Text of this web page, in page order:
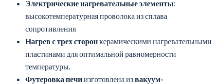
Электрические нагревательные элементы:
высокотемпературная проволока из сплава
сопротивления
Нагрев с трех сторонкерамическими нагревательными
пластинами для оптимальной равномерности
температуры.
Футеровка печиизготовлена извакуум-